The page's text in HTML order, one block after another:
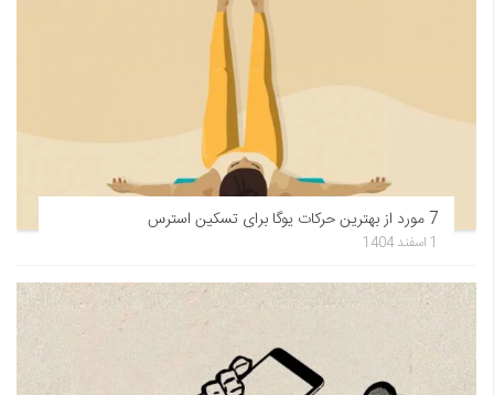
7 مورد از بهترین حرکات یوگا برای تسکین استرس
1 اسفند 1404